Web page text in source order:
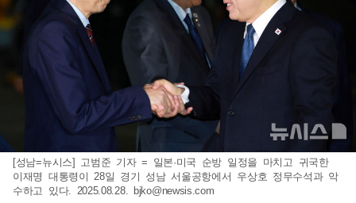
[성남=뉴시스] 고범준 기자 = 일본·미국 순방 일정을 마치고 귀국한
이재명 대통령이 28일 경기 성남 서울공항에서 우상호 정무수석과 악
수하고 있다. 2025.08.28. bjko@newsis.com